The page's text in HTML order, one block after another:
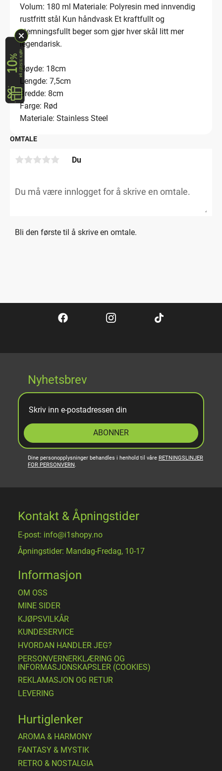
Volum: 180 ml Materiale: Polyresin med innvendig
rustfritt stål Kun håndvask Et kraftfullt og
stemningsfullt beger som gjør hver skål litt mer
legendarisk.
Høyde: 18cm
Lengde: 7,5cm
Bredde: 8cm
Farge: Rød
Materiale: Stainless Steel
OMTALE
Du
Bli den første til å skrive en omtale.
Nyhetsbrev
ABONNER
Dine personopplysninger behandles i henhold til våre RETNINGSLINJER
FOR PERSONVERN.
Kontakt & Åpningstider
E-post: info@i1shopy.no
Åpningstider: Mandag-Fredag, 10-17
Informasjon
OM OSS
MINE SIDER
​KJØPSVILKÅR
KUNDESERVICE
HVORDAN HANDLER JEG?
PERSONVERNERKLÆRING OG
INFORMASJONSKAPSLER (COOKIES)
REKLAMASJON OG RETUR
LEVERING
Hurtiglenker
AROMA & HARMONY
FANTASY & MYSTIK
RETRO & NOSTALGIA